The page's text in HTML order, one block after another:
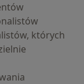
których